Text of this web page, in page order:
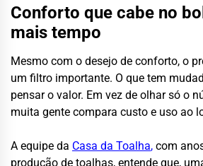
Conforto que cabe no
mais tempo
Mesmo com o desejo de conforto, o
um filtro importante. O que tem
pensar o valor. Em vez de olhar só o
muita gente compara custo e uso ao
A equipe da Casa da Toalha, com
produção de toalhas, entende que,